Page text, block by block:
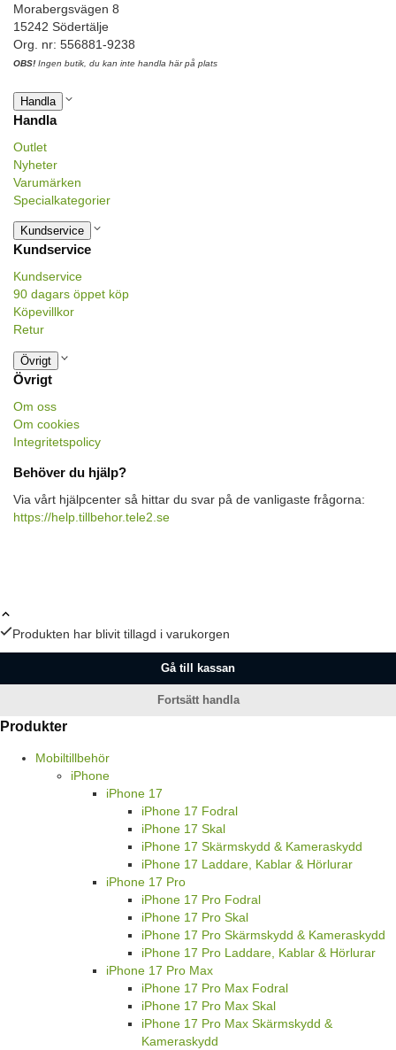
Morabergsvägen 8
15242 Södertälje
Org. nr: 556881-9238
OBS! Ingen butik, du kan inte handla här på plats
Handla
Handla
Outlet
Nyheter
Varumärken
Specialkategorier
Kundservice
Kundservice
Kundservice
90 dagars öppet köp
Köpevillkor
Retur
Övrigt
Övrigt
Om oss
Om cookies
Integritetspolicy
Behöver du hjälp?
Via vårt hjälpcenter så hittar du svar på de vanligaste frågorna:
https://help.tillbehor.tele2.se
Produkten har blivit tillagd i varukorgen
Gå till kassan
Fortsätt handla
Produkter
Mobiltillbehör
iPhone
iPhone 17
iPhone 17 Fodral
iPhone 17 Skal
iPhone 17 Skärmskydd & Kameraskydd
iPhone 17 Laddare, Kablar & Hörlurar
iPhone 17 Pro
iPhone 17 Pro Fodral
iPhone 17 Pro Skal
iPhone 17 Pro Skärmskydd & Kameraskydd
iPhone 17 Pro Laddare, Kablar & Hörlurar
iPhone 17 Pro Max
iPhone 17 Pro Max Fodral
iPhone 17 Pro Max Skal
iPhone 17 Pro Max Skärmskydd &
Kameraskydd